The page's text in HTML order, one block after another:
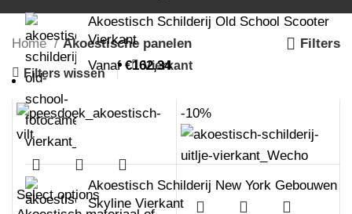
Home Akoestische panelen Filters
Filters wissen
Vierkant
Select options
-10%
Akoestisch Schilderij Old School Scooter
Vierkant
Vanaf €162,34
Akoestisch Schilderij New York Gebouwen
Skyline Vierkant